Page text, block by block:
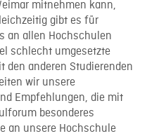
mitnehmen kann,
gibt es für
an allen Hochschulen
schlecht umgesetzte
den anderen Studierenden
wir unsere
Empfehlungen, die mit
besonderes
an unsere Hochschule